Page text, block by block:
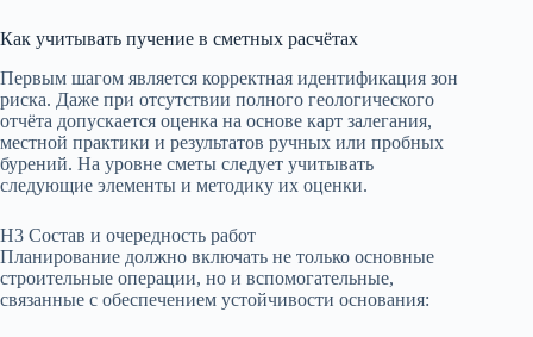
Как учитывать пучение в сметных расчётах
Первым шагом является корректная идентификация зон
риска. Даже при отсутствии полного геологического
отчёта допускается оценка на основе карт залегания,
местной практики и результатов ручных или пробных
бурений. На уровне сметы следует учитывать
следующие элементы и методику их оценки.
H3 Состав и очередность работ
Планирование должно включать не только основные
строительные операции, но и вспомогательные,
связанные с обеспечением устойчивости основания: